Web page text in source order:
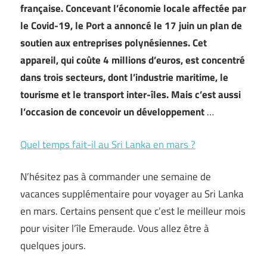
française. Concevant l’économie locale affectée par
le Covid-19, le Port a annoncé le 17 juin un plan de
soutien aux entreprises polynésiennes. Cet
appareil, qui coûte 4 millions d’euros, est concentré
dans trois secteurs, dont l’industrie maritime, le
tourisme et le transport inter-îles. Mais c’est aussi
l’occasion de concevoir un développement…
Quel temps fait-il au Sri Lanka en mars ?
N’hésitez pas à commander une semaine de
vacances supplémentaire pour voyager au Sri Lanka
en mars. Certains pensent que c’est le meilleur mois
pour visiter l’île Emeraude. Vous allez être à
quelques jours.